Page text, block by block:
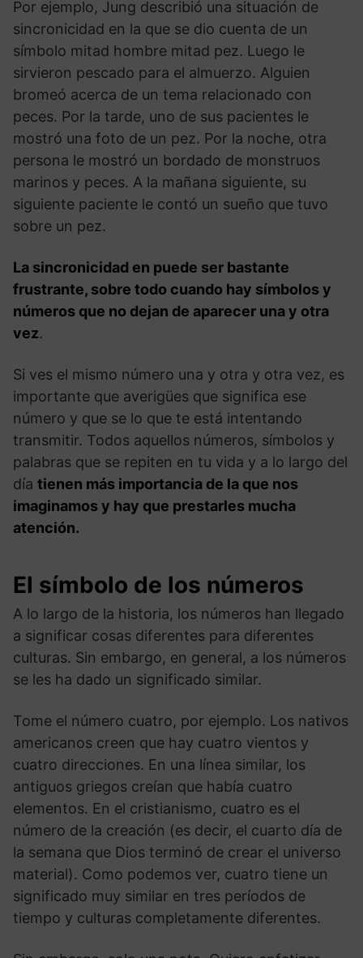
Por ejemplo, Jung describió una situación de
sincronicidad en la que se dio cuenta de un
símbolo mitad hombre mitad pez. Luego le
sirvieron pescado para el almuerzo. Alguien
bromeó acerca de un tema relacionado con
peces. Por la tarde, uno de sus pacientes le
mostró una foto de un pez. Por la noche, otra
persona le mostró un bordado de monstruos
marinos y peces. A la mañana siguiente, su
siguiente paciente le contó un sueño que tuvo
sobre un pez.
La sincronicidad en puede ser bastante
frustrante, sobre todo cuando hay símbolos y
números que no dejan de aparecer una y otra
vez.
Si ves el mismo número una y otra y otra vez, es
importante que averigües que significa ese
número y que se lo que te está intentando
transmitir. Todos aquellos números, símbolos y
palabras que se repiten en tu vida y a lo largo del
día tienen más importancia de la que nos
imaginamos y hay que prestarles mucha
atención.
El símbolo de los números
A lo largo de la historia, los números han llegado
a significar cosas diferentes para diferentes
culturas. Sin embargo, en general, a los números
se les ha dado un significado similar.
Tome el número cuatro, por ejemplo. Los nativos
americanos creen que hay cuatro vientos y
cuatro direcciones. En una línea similar, los
antiguos griegos creían que había cuatro
elementos. En el cristianismo, cuatro es el
número de la creación (es decir, el cuarto día de
la semana que Dios terminó de crear el universo
material). Como podemos ver, cuatro tiene un
significado muy similar en tres períodos de
tiempo y culturas completamente diferentes.